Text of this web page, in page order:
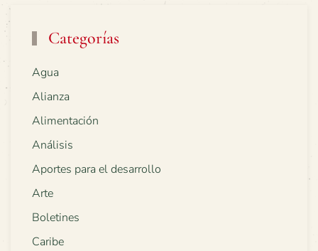
Categorías
Agua
Alianza
Alimentación
Análisis
Aportes para el desarrollo
Arte
Boletines
Caribe